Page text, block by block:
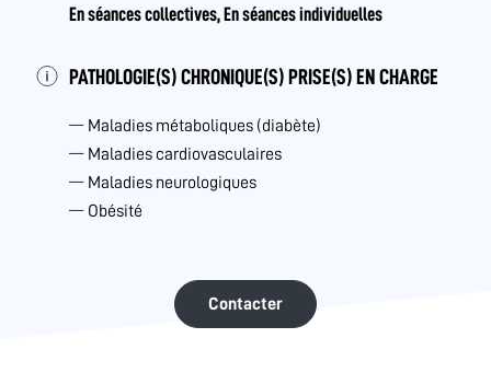
En séances collectives, En séances individuelles
PATHOLOGIE(S) CHRONIQUE(S) PRISE(S) EN CHARGE
Maladies métaboliques (diabète)
Maladies cardiovasculaires
Maladies neurologiques
Obésité
Contacter